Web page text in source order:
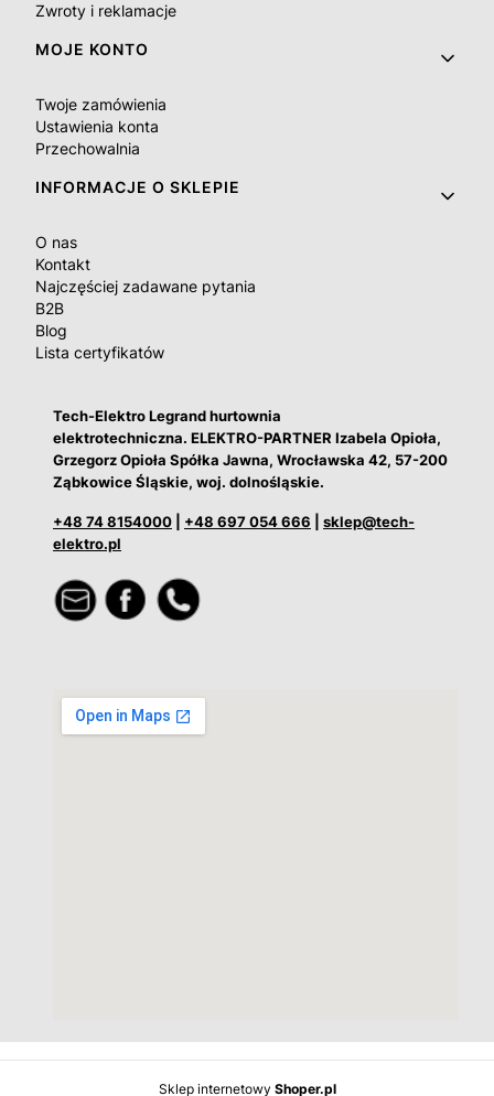
Zwroty i reklamacje
MOJE KONTO
Twoje zamówienia
Ustawienia konta
Przechowalnia
INFORMACJE O SKLEPIE
O nas
Kontakt
Najczęściej zadawane pytania
B2B
Blog
Lista certyfikatów
Tech-Elektro Legrand hurtownia
elektrotechniczna. ELEKTRO-PARTNER Izabela Opioła,
Grzegorz Opioła Spółka Jawna, Wrocławska 42, 57-200
Ząbkowice Śląskie, woj. dolnośląskie.
+48 74 8154000 +48 697 054 666
sklep@tech-
elektro.pl
Sklep internetowy Shoper.pl